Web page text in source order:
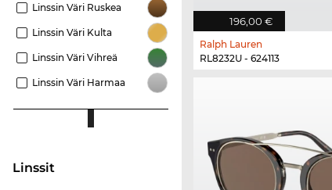
Linssin Väri Ruskea
Linssin Väri Kulta
Linssin Väri Vihreä
Linssin Väri Harmaa
Linssit
196,00 €
Ralph Lauren
RL8232U - 624113